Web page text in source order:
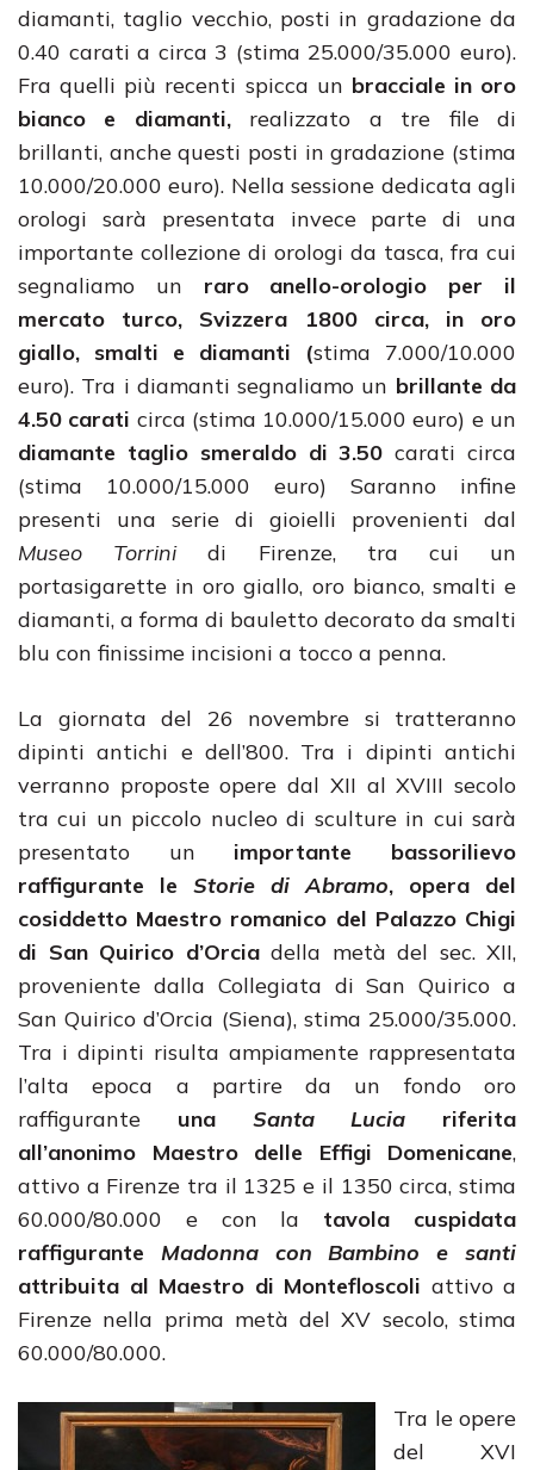
diamanti, taglio vecchio, posti in gradazione da
0.40 carati a circa 3 (stima 25.000/35.000 euro).
Fra quelli più recenti spicca un bracciale in oro
bianco e diamanti, realizzato a tre file di
brillanti, anche questi posti in gradazione (stima
10.000/20.000 euro). Nella sessione dedicata agli
orologi sarà presentata invece parte di una
importante collezione di orologi da tasca, fra cui
segnaliamo un raro anello-orologio per il
mercato turco, Svizzera 1800 circa, in oro
giallo, smalti e diamanti (stima 7.000/10.000
euro). Tra i diamanti segnaliamo un brillante da
4.50 carati circa (stima 10.000/15.000 euro) e un
diamante taglio smeraldo di 3.50 carati circa
(stima 10.000/15.000 euro) Saranno infine
presenti una serie di gioielli provenienti dal
Museo Torrinidi Firenze, tra cui un
portasigarette in oro giallo, oro bianco, smalti e
diamanti, a forma di bauletto decorato da smalti
blu con finissime incisioni a tocco a penna.
La giornata del 26 novembre si tratteranno
dipinti antichi e dell’800. Tra i dipinti antichi
verranno proposte opere dal XII al XVIII secolo
tra cui un piccolo nucleo di sculture in cui sarà
presentato un importante bassorilievo
raffigurante le Storie di Abramo, opera del
cosiddetto Maestro romanico del Palazzo Chigi
di San Quirico d’Orciadella metà del sec. XII,
proveniente dalla Collegiata di San Quirico a
San Quirico d’Orcia (Siena), stima 25.000/35.000.
Tra i dipinti risulta ampiamente rappresentata
l’alta epoca a partire da un fondo oro
raffigurante una Santa Lucia riferita
all’anonimo Maestro delle Effigi Domenicane,
attivo a Firenze tra il 1325 e il 1350 circa, stima
60.000/80.000 e con la tavola cuspidata
raffigurante Madonna con Bambino e santi
attribuita al Maestro di Montefloscoli attivo a
Firenze nella prima metà del XV secolo, stima
60.000/80.000.
Tra le opere
del XVI